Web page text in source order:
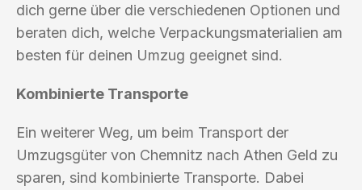
dich gerne über die verschiedenen Optionen und
beraten dich, welche Verpackungsmaterialien am
besten für deinen Umzug geeignet sind.
Kombinierte Transporte
Ein weiterer Weg, um beim Transport der
Umzugsgüter von Chemnitz nach Athen Geld zu
sparen, sind kombinierte Transporte. Dabei